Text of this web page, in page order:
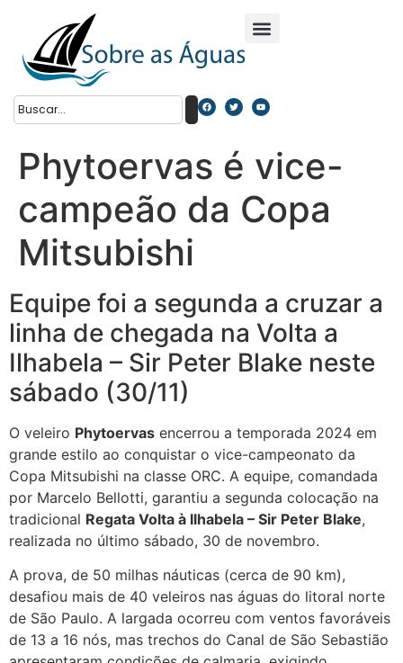
Phytoervas é vice-
campeão da Copa
Mitsubishi
Equipe foi a segunda a cruzar a
linha de chegada na Volta a
Ilhabela – Sir Peter Blake neste
sábado (30/11)
O veleiro Phytoervas encerrou a temporada 2024 em
grande estilo ao conquistar o vice-campeonato da
Copa Mitsubishi na classe ORC. A equipe, comandada
por Marcelo Bellotti, garantiu a segunda colocação na
tradicional Regata Volta à Ilhabela – Sir Peter Blake,
realizada no último sábado, 30 de novembro.
A prova, de 50 milhas náuticas (cerca de 90 km),
desafiou mais de 40 veleiros nas águas do litoral norte
de São Paulo. A largada ocorreu com ventos favoráveis
de 13 a 16 nós, mas trechos do Canal de São Sebastião